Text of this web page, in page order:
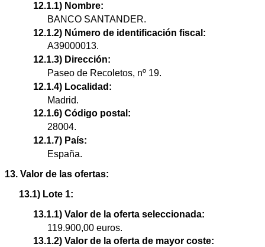
12.1.1) Nombre:
BANCO SANTANDER.
12.1.2) Número de identificación fiscal:
A39000013.
12.1.3) Dirección:
Paseo de Recoletos, nº 19.
12.1.4) Localidad:
Madrid.
12.1.6) Código postal:
28004.
12.1.7) País:
España.
13. Valor de las ofertas:
13.1) Lote 1:
13.1.1) Valor de la oferta seleccionada:
119.900,00 euros.
13.1.2) Valor de la oferta de mayor coste: